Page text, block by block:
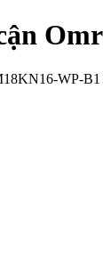
WP-